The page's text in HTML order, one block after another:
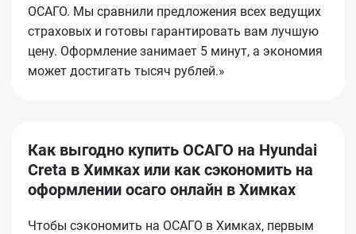
ОСАГО. Мы сравнили предложения всех ведущих
страховых и готовы гарантировать вам лучшую
цену. Оформление занимает 5 минут, а экономия
может достигать тысяч рублей.»
Как выгодно купить ОСАГО на Hyundai
Creta в Химках или как сэкономить на
оформлении осаго онлайн в Химках
Чтобы сэкономить на ОСАГО в Химках, первым